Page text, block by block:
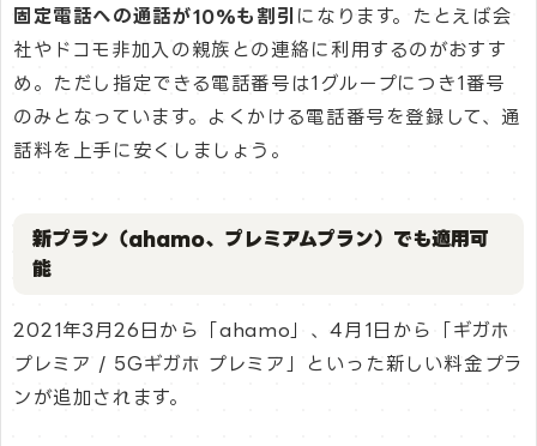
固定電話への通話が10%も割引 になります。たとえば会
社やドコモ非加入の親族との連絡に利用するのがおすす
め。ただし指定できる電話番号は1グループにつき1番号
のみとなっています。よくかける電話番号を登録して、通
話料を上手に安くしましょう。
新プラン（ahamo、プレミアムプラン）でも適用可
能
2021年3月26日から「ahamo」、4月1日から「ギガホ
プレミア / 5Gギガホ プレミア」といった新しい料金プラ
ンが追加されます。